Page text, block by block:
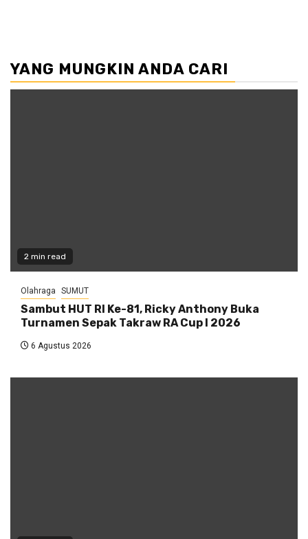
YANG MUNGKIN ANDA CARI
2 min read
Olahraga SUMUT
Sambut HUT RI Ke-81, Ricky Anthony Buka
Turnamen Sepak Takraw RA Cup I 2026
6 Agustus 2026